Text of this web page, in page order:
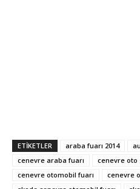
ETIKETLER araba fuarı 2014
cenevre araba fuarı
cenevre oto
cenevre otomobil fuarı
cenevre